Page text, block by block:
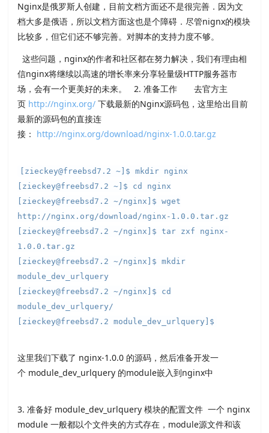
Nginx是俄罗斯人创建，目前文档方面还不是很完善．因为文
档大多是俄语，所以文档方面这也是个障碍．尽管nignx的模块
比较多，但它们还不够完善。对脚本的支持力度不够。
这些问题，nginx的作者和社区都在努力解决，我们有理由相
信nginx将继续以高速的增长率来分享轻量级HTTP服务器市
场，会有一个更美好的未来。 2. 准备工作 去官方主
页 http://nginx.org/ 下载最新的Nginx源码包，这里给出目前
最新的源码包的直接连
接： http://nginx.org/download/nginx-1.0.0.tar.gz
[zieckey@freebsd7.2 ~]$ mkdir nginx
[zieckey@freebsd7.2 ~]$ cd nginx
[zieckey@freebsd7.2 ~/nginx]$ wget
http://nginx.org/download/nginx-1.0.0.tar.gz
[zieckey@freebsd7.2 ~/nginx]$ tar zxf nginx-
1.0.0.tar.gz
[zieckey@freebsd7.2 ~/nginx]$ mkdir
module_dev_urlquery
[zieckey@freebsd7.2 ~/nginx]$ cd
module_dev_urlquery/
[zieckey@freebsd7.2 module_dev_urlquery]$
这里我们下载了 nginx-1.0.0 的源码，然后准备开发一
个 module_dev_urlquery 的module嵌入到nginx中
3. 准备好 module_dev_urlquery 模块的配置文件 一个 nginx
module 一般都以个文件夹的方式存在，module源文件和该